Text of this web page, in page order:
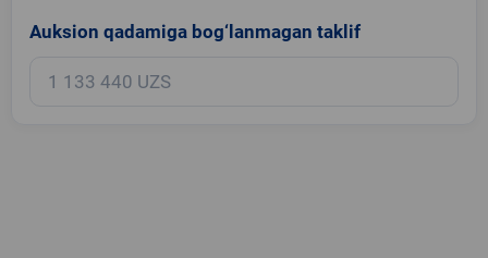
Auksion qadamiga bog‘lanmagan taklif